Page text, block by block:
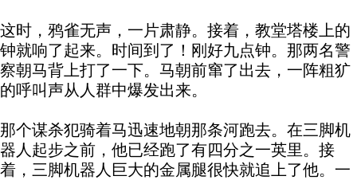
这时，鸦雀无声，一片肃静。接着，教堂塔楼上的
钟就响了起来。时间到了！刚好九点钟。那两名警
察朝马背上打了一下。马朝前窜了出去，一阵粗犷
的呼叫声从人群中爆发出来。
那个谋杀犯骑着马迅速地朝那条河跑去。在三脚机
器人起步之前，他已经跑了有四分之一英里。接
着，三脚机器人巨大的金属腿很快就追上了他。一